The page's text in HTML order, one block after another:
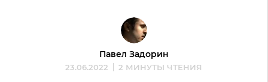
Павел Задорин
23.06.2022 2 МИНУТЫ ЧТЕНИЯ